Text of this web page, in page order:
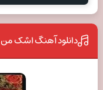
دانلود آهنگ اشک